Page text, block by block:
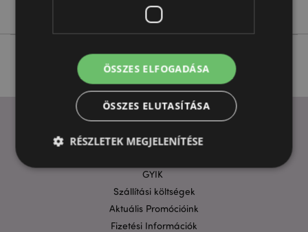
HASZNOS LINKEK
GYIK
Szállítási költségek
Aktuális Promócióink
Fizetési Információk
ÖSSZES ELFOGADÁSA
ÖSSZES ELUTASÍTÁSA
RÉSZLETEK MEGJELENÍTÉSE
Elengedhetetlenül szükséges
Funkcionalitás